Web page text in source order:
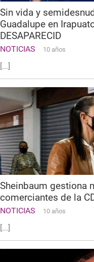
Sin vida y
Guadalupe en
DESAPARECID
NOTICIAS 10 años
[...]
Sheinbaum gestiona
comerciantes de la
NOTICIAS 10 años
[...]